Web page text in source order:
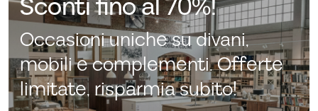
Sconti fino al 70%!
Occasioni uniche su divani,
mobili e complementi. Offerte
limitate, risparmia subito!